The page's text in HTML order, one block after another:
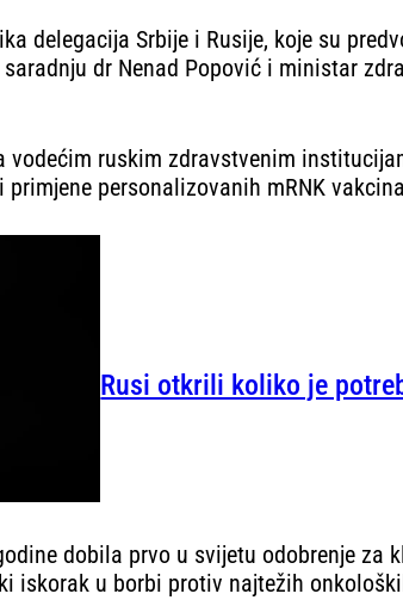
delegacija Srbije i Rusije, koje su
dr Nenad Popović i ministar
ruskim zdravstvenim
personalizovanih mRNK
Rusi otkrili koliko je
dobila prvo u svijetu odobrenje
iskorak u borbi protiv najtežih